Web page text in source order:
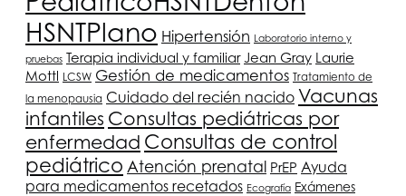
HSNTPlano Hipertensión Laboratorio interno y
pruebas Terapia individual y familiar Jean Gray Laurie
Mottl LCSW Gestión de medicamentos Tratamiento de
la menopausia Cuidado del recién nacido Vacunas
infantiles Consultas pediátricas por
enfermedad Consultas de control
pediátrico Atención prenatal PrEP Ayuda
para medicamentos recetados Ecografía Exámenes